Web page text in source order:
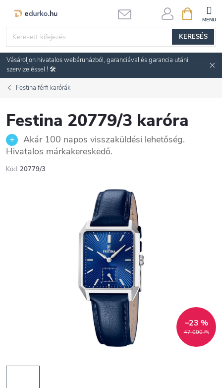
KERESÉS
KOSÁR
Vásároljon hivatalos webáruházból, garanciával és garancia utáni
szervizeléssel ! 🛠️
Festina férfi karórák
Festina 20779/3 karóra
Akár 100 napos visszaküldési lehetőség.
Hivatalos márkakereskedő.
Kód: 20779/3
47 000 Ft
–23 %